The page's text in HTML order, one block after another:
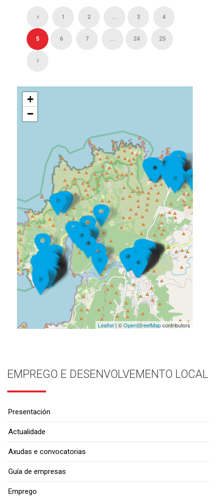
1 2 ... 3 4
5 6 7 ... 24 25
+
−
Leaflet| ©OpenStreetMapcontributors
EMPREGO E DESENVOLVEMENTO LOCAL
Presentación
Actualidade
Axudas e convocatorias
Guía de empresas
Emprego